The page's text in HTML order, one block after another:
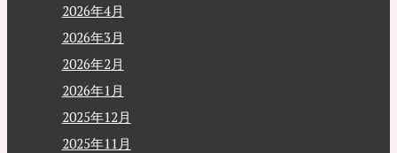
2026年4月
2026年3月
2026年2月
2026年1月
2025年12月
2025年11月